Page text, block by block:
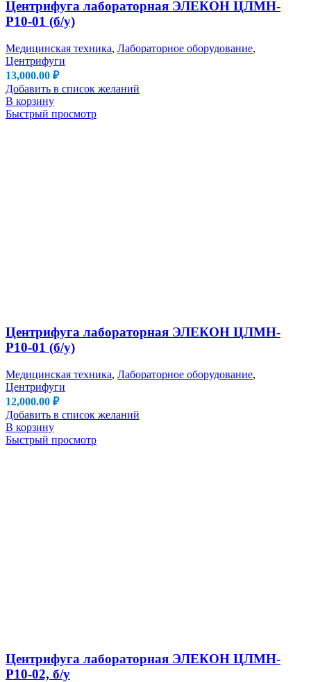
Центрифуга лабораторная ЭЛЕКОН ЦЛМН-
Р10-01 (б/у)
Медицинская техника, Лабораторное оборудование,
Центрифуги
13,000.00 ₽
Добавить в список желаний
В корзину
Быстрый просмотр
Центрифуга лабораторная ЭЛЕКОН ЦЛМН-
Р10-01 (б/у)
Медицинская техника, Лабораторное оборудование,
Центрифуги
12,000.00 ₽
Добавить в список желаний
В корзину
Быстрый просмотр
Центрифуга лабораторная ЭЛЕКОН ЦЛМН-
Р10-02, б/у